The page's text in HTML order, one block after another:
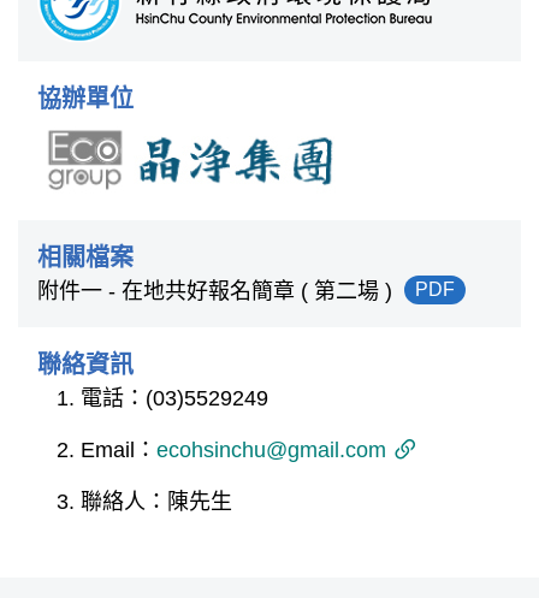
協辦單位
相關檔案
附件一 - 在地共好報名簡章 ( 第二場 ) PDF
聯絡資訊
電話：(03)5529249
Email： ecohsinchu@gmail.com
聯絡人：陳先生